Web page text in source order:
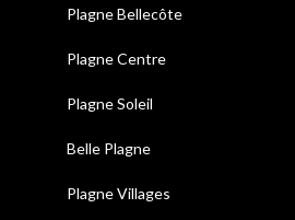
Plagne Bellecôte
Plagne Centre
Plagne Soleil
Belle Plagne
Plagne Villages